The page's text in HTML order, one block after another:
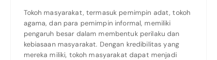
Tokoh masyarakat, termasuk pemimpin adat, tokoh
agama, dan para pemimpin informal, memiliki
pengaruh besar dalam membentuk perilaku dan
kebiasaan masyarakat. Dengan kredibilitas yang
mereka miliki, tokoh masyarakat dapat menjadi